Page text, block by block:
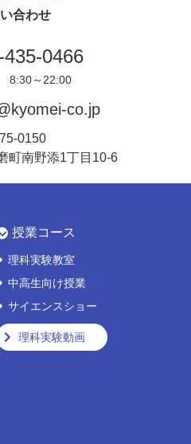
合わせ
435-0466
8:30～22:00
co.jp
0150
町南野添1丁目10-6
授業コース
理科実験教室
中高生向け授業
サイエンスショー
理科実験動画